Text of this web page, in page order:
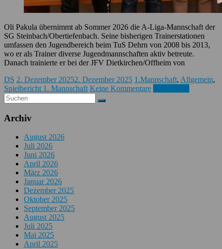
Oli Pakula übernimmt ab Sommer 2026 die A-Liga-Mannschaft der
SG Steinbach/Obertiefenbach. Seine bisherigen Trainerstationen
umfassen den Jugendbereich beim TuS Dehrn von 2008 bis 2013,
wo er als Trainer diverse Jugendmannschaften aktiv betreute.
Danach trainierte er bei der JFV Dietkirchen/Offheim von
DS 2. Dezember 20252. Dezember 2025 1.Mannschaft, Allgemein,
Spielbericht 1. Mannschaft Keine Kommentare
Archiv
August 2026
Juli 2026
Juni 2026
April 2026
März 2026
Januar 2026
Dezember 2025
Oktober 2025
September 2025
August 2025
Juli 2025
Mai 2025
April 2025